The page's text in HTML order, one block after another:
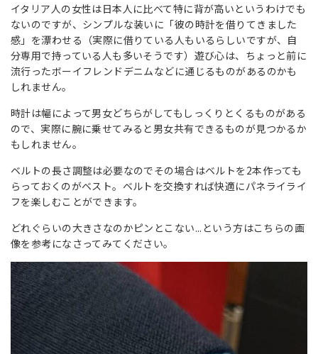
イタリア人の女性は日本人に比べて特に背が高いというわけでも
ないのですが、シンプルな装いに「彼の時計を借りてきました
感」を漂わせる（実際に借りている人もいるらしいですが、自
分専用で持っている人も多いそうです）遊び心は、ちょっと前に
流行ったボーイフレンドデニムなどに通じるものがあるのかも
しれません。
時計は幅によって男女どちらがしてもしっくりとくるものがある
ので、実際に腕に乗せてみると男女共有できるものが見つかるか
もしれません。
ベルトの長さ調整は必要なのでその場合はベルトを2本作っても
らっておくのがベスト。ベルトを交換すれば快適にパネライライ
フを楽しむことができます。
どれぐらいの大きさなのかピンとこない...という方はこちらの画
像を参考になさってみてください。